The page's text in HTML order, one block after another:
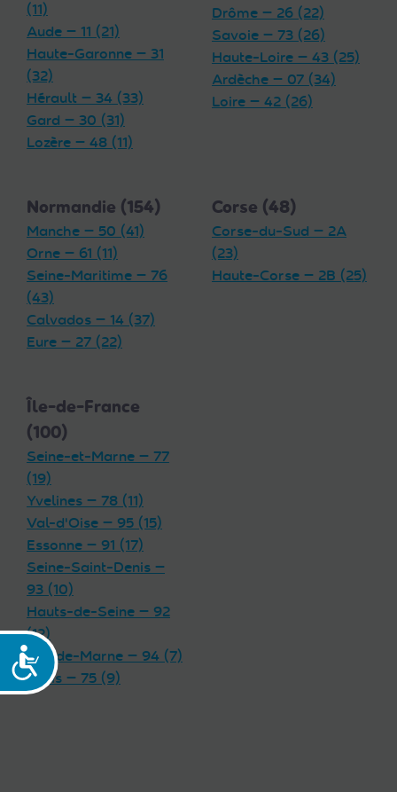
Accessibilité
(11)
Aude — 11 (21)
Haute-Garonne — 31
(32)
Hérault — 34 (33)
Gard — 30 (31)
Lozère — 48 (11)
Drôme — 26 (22)
Savoie — 73 (26)
Haute-Loire — 43 (25)
Ardèche — 07 (34)
Loire — 42 (26)
Normandie (154)
Manche — 50 (41)
Orne — 61 (11)
Seine-Maritime — 76
(43)
Calvados — 14 (37)
Eure — 27 (22)
Corse (48)
Corse-du-Sud — 2A
(23)
Haute-Corse — 2B (25)
Île-de-France
(100)
Seine-et-Marne — 77
(19)
Yvelines — 78 (11)
Val-d'Oise — 95 (15)
Essonne — 91 (17)
Seine-Saint-Denis —
93 (10)
Hauts-de-Seine — 92
(12)
Val-de-Marne — 94 (7)
Paris — 75 (9)